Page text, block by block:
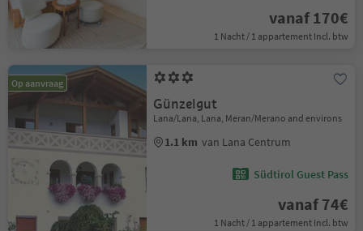
vanaf 170€
1 Nacht / 1 appartement Incl. btw
Op aanvraag
Günzelgut
Lana/Lana, Lana, Meran/Merano and environs
1.1 km van Lana Centrum
Südtirol Guest Pass
vanaf 74€
1 Nacht / 1 appartement Incl. btw